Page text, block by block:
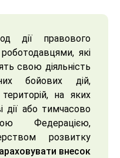
дії правового
які
свою діяльність
бойових дій,
на яких
дії або тимчасово
Федерацією,
розвитку
внесок